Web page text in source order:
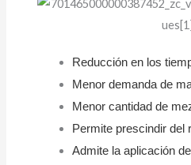
Reducción en los
Menor demanda de
Menor cantidad de
Permite prescindir del
Admite la aplicación